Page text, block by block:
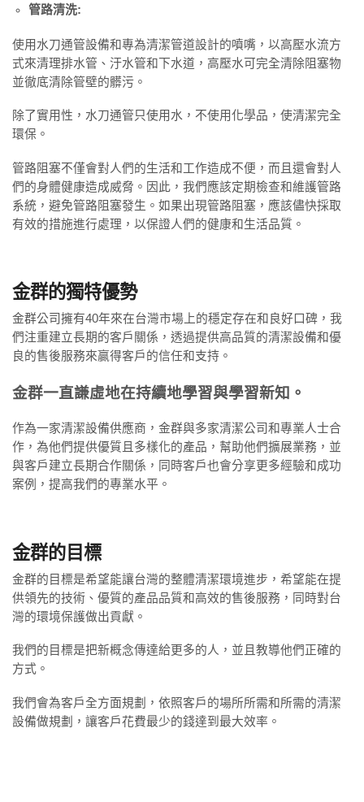
管路清洗:
使用水刀通管設備和專為清潔管道設計的噴嘴，以高壓水流方
式來清理排水管、汙水管和下水道，高壓水可完全清除阻塞物
並徹底清除管壁的髒污。
除了實用性，水刀通管只使用水，不使用化學品，使清潔完全
環保。
管路阻塞不僅會對人們的生活和工作造成不便，而且還會對人
們的身體健康造成威脅。因此，我們應該定期檢查和維護管路
系統，避免管路阻塞發生。如果出現管路阻塞，應該儘快採取
有效的措施進行處理，以保證人們的健康和生活品質。
金群的獨特優勢
金群公司擁有40年來在台灣市場上的穩定存在和良好口碑，我
們注重建立長期的客戶關係，透過提供高品質的清潔設備和優
良的售後服務來贏得客戶的信任和支持。
金群一直謙虛地在持續地學習與學習新知。
作為一家清潔設備供應商，金群與多家清潔公司和專業人士合
作，為他們提供優質且多樣化的產品，幫助他們擴展業務，並
與客戶建立長期合作關係，同時客戶也會分享更多經驗和成功
案例，提高我們的專業水平。
金群的目標
金群的目標是希望能讓台灣的整體清潔環境進步，希望能在提
供領先的技術、優質的產品品質和高效的售後服務，同時對台
灣的環境保護做出貢獻。
我們的目標是把新概念傳達給更多的人，並且教導他們正確的
方式。
我們會為客戶全方面規劃，依照客戶的場所所需和所需的清潔
設備做規劃，讓客戶花費最少的錢達到最大效率。